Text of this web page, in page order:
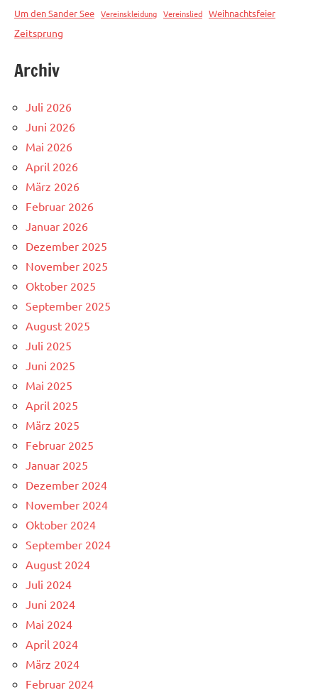
Um den Sander See Vereinskleidung Vereinslied Weihnachtsfeier
Zeitsprung
Archiv
Juli 2026
Juni 2026
Mai 2026
April 2026
März 2026
Februar 2026
Januar 2026
Dezember 2025
November 2025
Oktober 2025
September 2025
August 2025
Juli 2025
Juni 2025
Mai 2025
April 2025
März 2025
Februar 2025
Januar 2025
Dezember 2024
November 2024
Oktober 2024
September 2024
August 2024
Juli 2024
Juni 2024
Mai 2024
April 2024
März 2024
Februar 2024